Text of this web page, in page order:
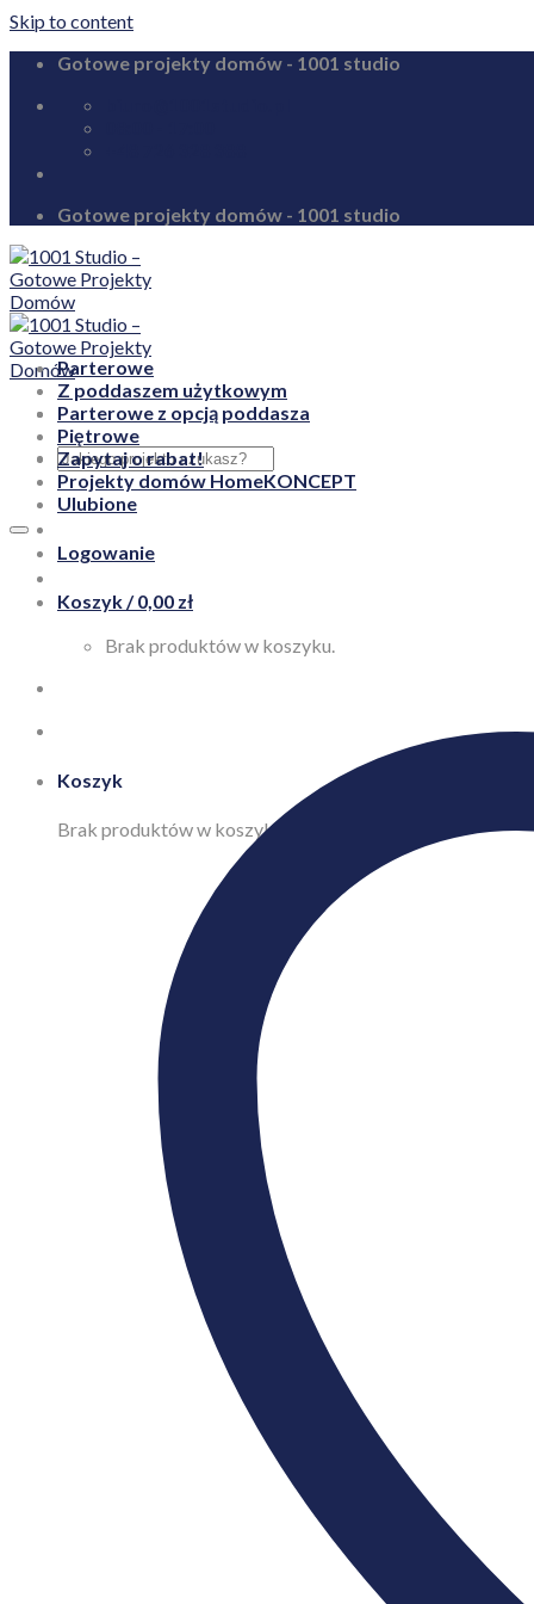
Skip to content
Gotowe projekty domów - 1001 studio
Gotowe projekty domów - 1001 studio
Ulubione
Logowanie
Koszyk /0,00 zł
Brak produktów w koszyku.
Koszyk
Brak produktów w koszyku.
Parterowe
Z poddaszem użytkowym
Parterowe z opcją poddasza
Piętrowe
Zapytaj o rabat!
Projekty domów HomeKONCEPT